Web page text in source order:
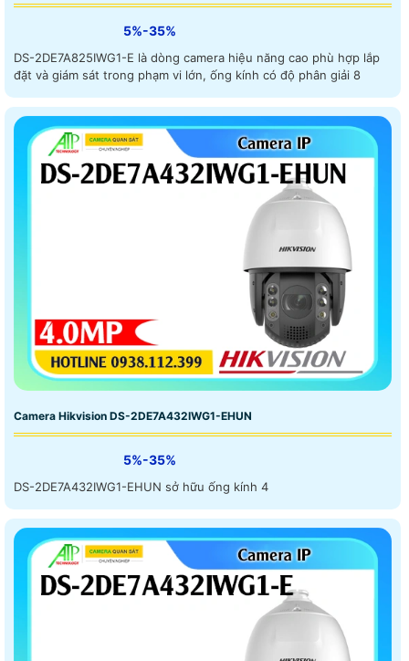
5%-35%
DS-2DE7A825IWG1-E là dòng camera hiệu năng cao phù hợp lắp
đặt và giám sát trong phạm vi lớn, ống kính có độ phân giải 8
Camera Hikvision DS-2DE7A432IWG1-EHUN
5%-35%
DS-2DE7A432IWG1-EHUN sở hữu ống kính 4